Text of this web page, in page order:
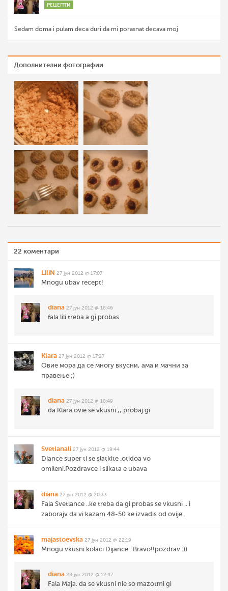
РЕЦЕПТИ
Sedam doma i pulam deca duri da mi porasnat decava moj
Дополнителни фотографии
22 коментари
LiliN 27 јун 2012 @ 17:07
Mnogu ubav recept!
diana 27 јун 2012 @ 18:46
fala lili treba a gi probas
Klara 27 јун 2012 @ 17:27
Овие мора да се многу вкусни, ама и мачни за
правење ;)
diana 27 јун 2012 @ 18:49
da Klara ovie se vkusni ,, probaj gi
Svetlanali 27 јун 2012 @ 19:44
Diance super ti se slatkite .otidoa vo
omileni.Pozdravce i slikata e ubava
diana 27 јун 2012 @ 20:33
Fala Svetlance ..ke treba da gi probas se vkusni .. i
zaborajv da vi kazam 48-50 ke izvadis od ovije..
majastoevska 27 јун 2012 @ 22:19
Mnogu vkusni kolaci Dijance...Bravo!!pozdrav :))
diana 28 јун 2012 @ 12:47
Fala Maja. da se vkusni nie so mazotmi gi